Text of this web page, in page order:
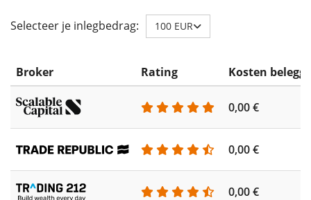
Selecteer je inlegbedrag: 100 EUR
Broker Rating Kosten
0,00 €
0,00 €
0,00 €